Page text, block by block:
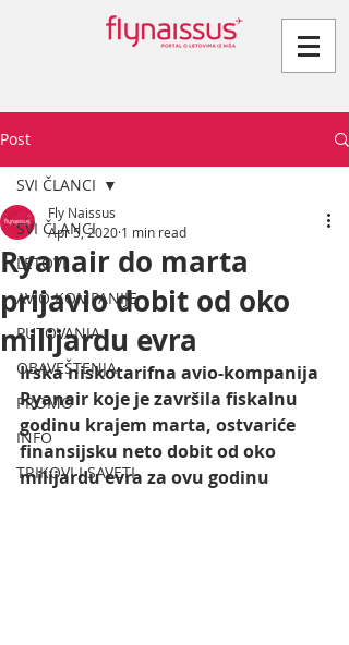
Post
SVI ČLANCI
LETOVI
AVIO KOMPANIJE
PUTOVANJA
OBAVEŠTENJA
PROMO
INFO
TRIKOVI I SAVETI
SVI ČLANCI
Ryanair do marta
prijavio dobit od oko
milijardu evra
Fly Naissus
Apr 5, 2020 1 min read
Irska niskotarifna avio-kompanija
Ryanair koje je završila fiskalnu
godinu krajem marta, ostvariće
finansijsku neto dobit od oko
milijardu evra za ovu godinu